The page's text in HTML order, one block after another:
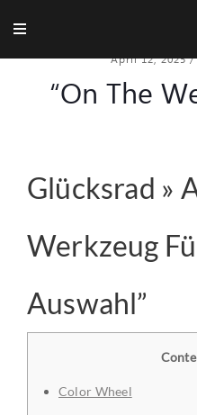
April 12, 2025/
“On The
Glücksrad »
Werkzeug
Auswahl”
Color Wheel